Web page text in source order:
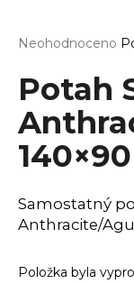
Průměrné
produktu
je
0,0
z
5
hvězdiček.
Neohodnoceno
Potah
Samostatný
Anthracite/
Položka byla
j
t
?